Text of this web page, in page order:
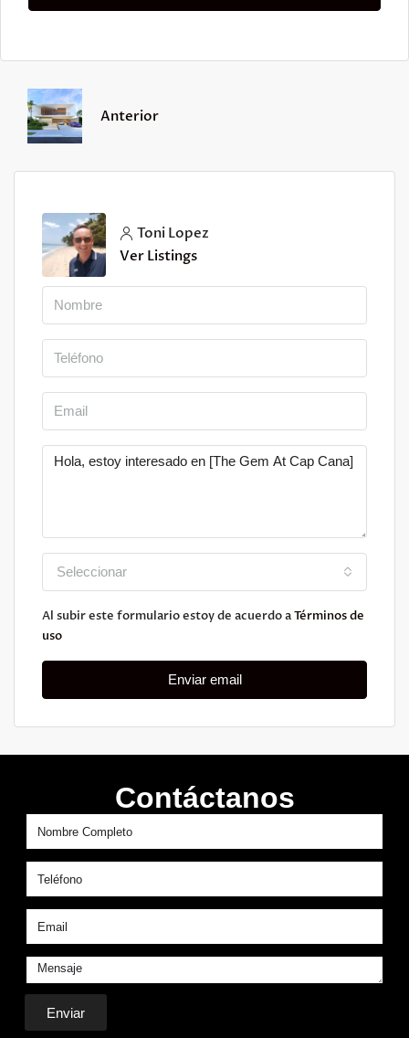
Anterior
Toni Lopez
Ver Listings
Seleccionar
Al subir este formulario estoy de acuerdo aTérminos de
uso
Enviar email
Contáctanos
Enviar